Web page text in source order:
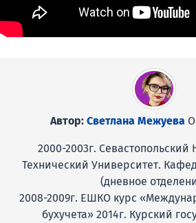
Автор: Светлана Межуева
2000-2003г.
Технический Университет.
(дневное
2008-2009г. ЕШКО курс
бухучета» 2014г. Курский